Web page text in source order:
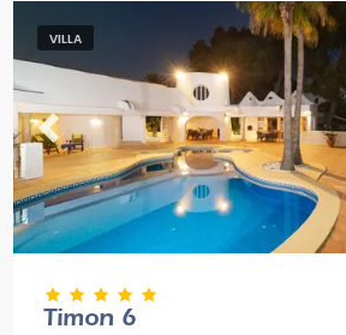
VILLA
Previous
Timon 6